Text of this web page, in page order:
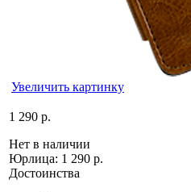
Увеличить картинку
1 290 р.
Нет в наличии
Юрлица: 1 290 р.
Достоинства